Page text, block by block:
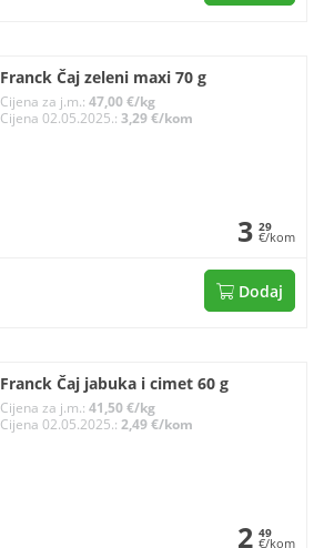
Franck Čaj zeleni maxi 70 g
Cijena za j.m.: 47,00 €/kg
Cijena 02.05.2025.: 3,29 €/kom
3 29
€/kom
Dodaj
Franck Čaj jabuka i cimet 60 g
Cijena za j.m.: 41,50 €/kg
Cijena 02.05.2025.: 2,49 €/kom
2 49
€/kom